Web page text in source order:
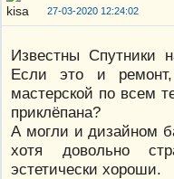
27-03-2020 12:24:02
Известны Спутники
Если это и
мастерской по всем
приклёпана?
А могли и дизайном
хотя довольно
эстетически хороши.